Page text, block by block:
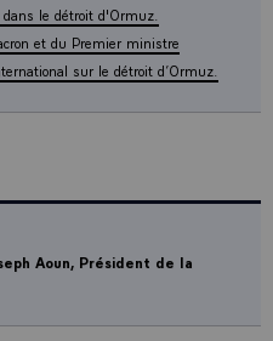
le détroit d'Ormuz.
et du Premier ministre
sur le détroit d’Ormuz.
Aoun, Président de la